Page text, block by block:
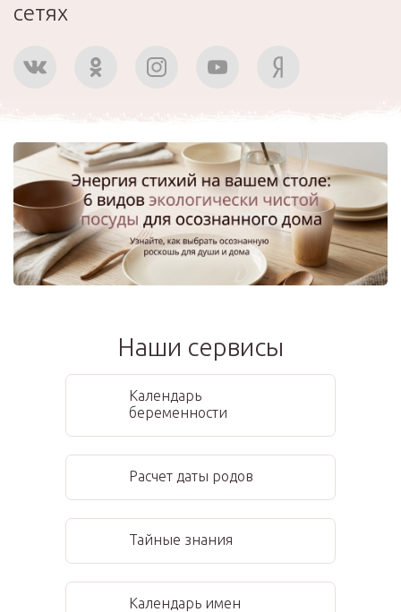
сетях
Наши сервисы
Календарь
беременности
Расчет даты родов
Тайные знания
Календарь имен